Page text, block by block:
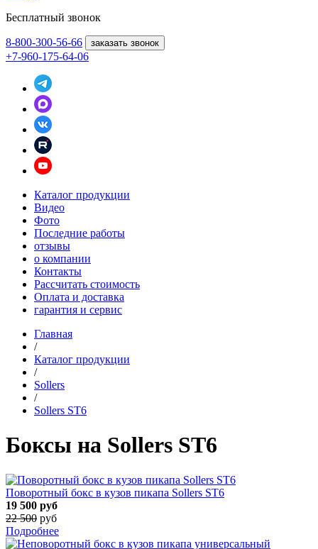
Бесплатный звонок
8-800-300-56-66 заказать звонок
+7-960-175-64-06
Каталог продукции
Видео
Фото
Последние работы
отзывы
о компании
Контакты
Рассчитать стоимость
Оплата и доставка
гарантия и сервис
Главная
/
Каталог продукции
/
Sollers
/
Sollers ST6
Боксы на Sollers ST6
Поворотный бокс в кузов пикапа Sollers ST6
19 500 руб
22 500 руб
Подробнее